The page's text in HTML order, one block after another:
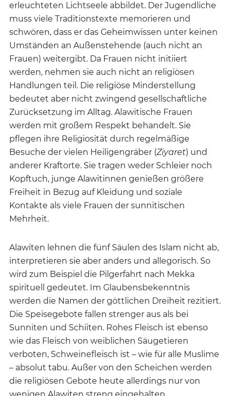
erleuchteten Lichtseele abbildet. Der Jugendliche
muss viele Traditionstexte memorieren und
schwören, dass er das Geheimwissen unter keinen
Umständen an Außenstehende (auch nicht an
Frauen) weitergibt. Da Frauen nicht initiiert
werden, nehmen sie auch nicht an religiösen
Handlungen teil. Die religiöse Minderstellung
bedeutet aber nicht zwingend gesellschaftliche
Zurücksetzung im Alltag. Alawitische Frauen
werden mit großem Respekt behandelt. Sie
pflegen ihre Religiosität durch regelmäßige
Besuche der vielen Heiligengräber (Ziyaret) und
anderer Kraftorte. Sie tragen weder Schleier noch
Kopftuch, junge Alawitinnen genießen größere
Freiheit in Bezug auf Kleidung und soziale
Kontakte als viele Frauen der sunnitischen
Mehrheit.
Alawiten lehnen die fünf Säulen des Islam nicht ab,
interpretieren sie aber anders und allegorisch. So
wird zum Beispiel die Pilgerfahrt nach Mekka
spirituell gedeutet. Im Glaubensbekenntnis
werden die Namen der göttlichen Dreiheit rezitiert.
Die Speisegebote fallen strenger aus als bei
Sunniten und Schiiten. Rohes Fleisch ist ebenso
wie das Fleisch von weiblichen Säugetieren
verboten, Schweinefleisch ist – wie für alle Muslime
– absolut tabu. Außer von den Scheichen werden
die religiösen Gebote heute allerdings nur von